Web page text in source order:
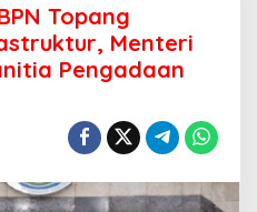
Topang
Menteri
Pengadaan